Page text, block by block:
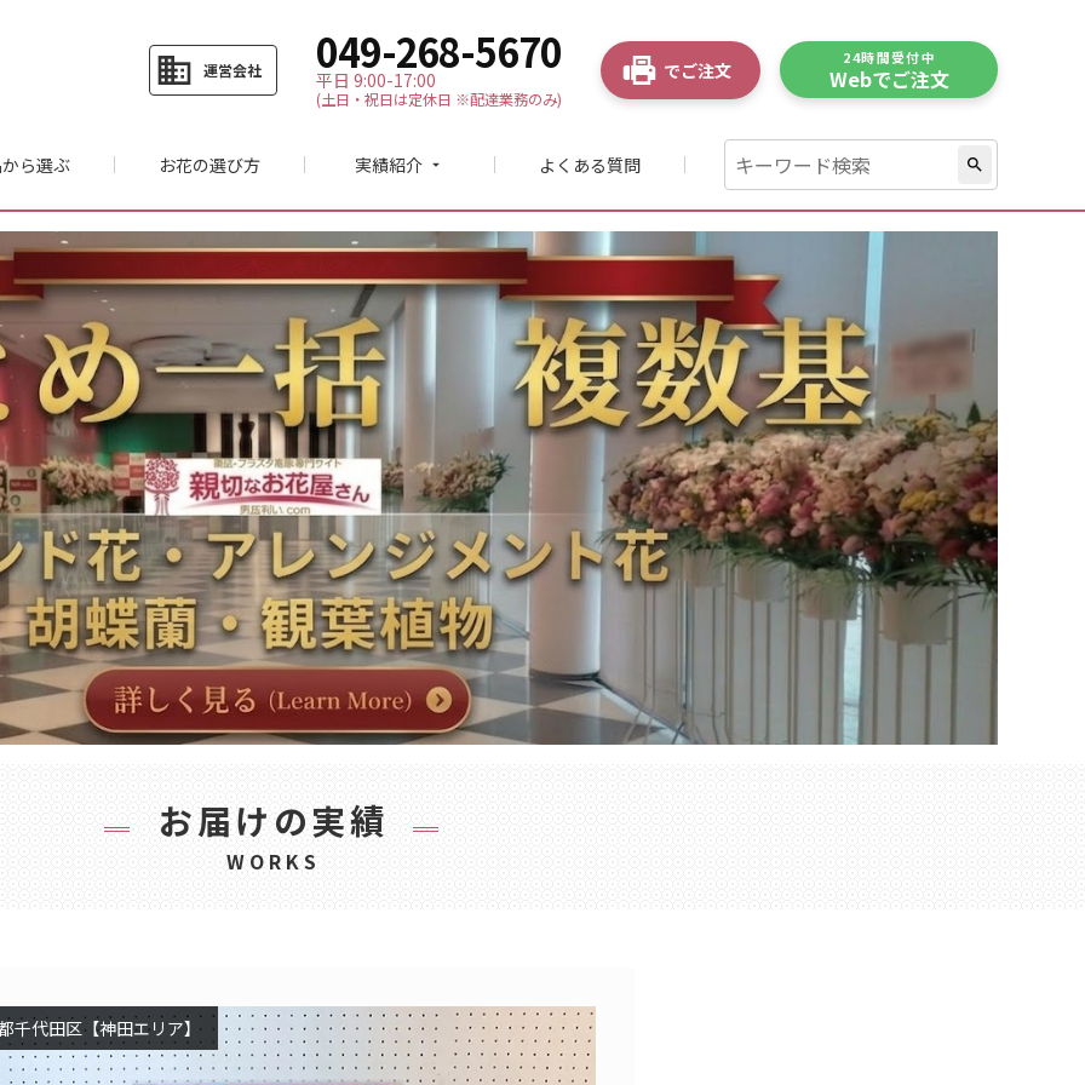
business 運営会社 049-268-5670
平日 9:00-17:00
(土日・祝日は定休日 ※配達業務のみ)
でご注文
24時間受付中
Webでご注文
search
ら選ぶ お花の選び方 実績紹介 arrow_drop_down よくある質問
お届けの実績
WORKS
千代田区【神田エリア】